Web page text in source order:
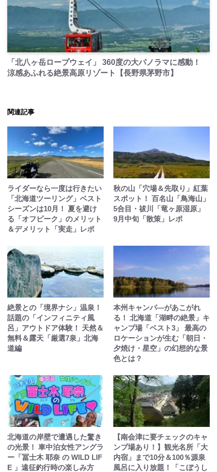
PR
「北八ヶ岳ロープウェイ」 360度の大パノラマに感動！
涼感あふれる絶景高原リゾート【長野県茅野市】
関連記事
ライダーなら一度は行きたい
「北海道ツーリング」ベスト
シーズンは10月！ 夏を避け
る「オフピーク」のメリット
＆デメリット「実走」レポ
秋の山「穴場＆先取り」紅葉
スポット！ 百名山「鳥海山」
5合目・祓川「竜ヶ原湿原」
9月中旬「散策」レポ
絶景との「境界ナシ」温泉！
話題の「インフィニティ風
呂」アウトドア体験！ 天然＆
無料＆露天「厳選7泉」北海
道編
本州キャンパ―があこがれ
る！ 北海道「湖畔の絶景」キ
ャンプ場「ベスト3」 最高の
ロケーションが生む「朝日・
夕焼け・星空」の幻想的な景
色とは？
北海道の岸壁で遭遇した驚き
の光景！ 車中泊女性アングラ
ー「冨士木 耶奈 の WILD LIF
E 」遠征釣行時の楽しみ方
【南会津に要チェックのキャ
ンプ場あり！】観光名所「大
内宿」まで10分＆100％源泉
風呂に入り放題！「こぼうし